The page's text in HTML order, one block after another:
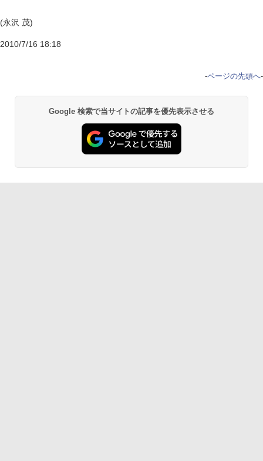
(永沢 茂)
2010/7/16 18:18
-ページの先頭へ-
Google 検索で当サイトの記事を優先表示させる